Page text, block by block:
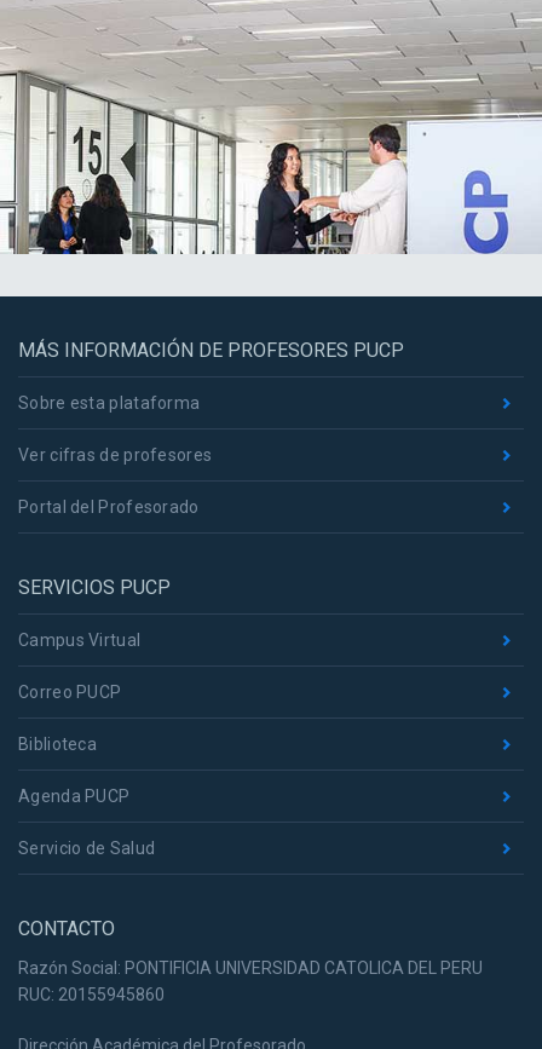
MÁS INFORMACIÓN DE PROFESORES PUCP
Sobre esta plataforma
Ver cifras de profesores
Portal del Profesorado
SERVICIOS PUCP
Campus Virtual
Correo PUCP
Biblioteca
Agenda PUCP
Servicio de Salud
CONTACTO
Razón Social: PONTIFICIA UNIVERSIDAD CATOLICA DEL PERU
RUC: 20155945860